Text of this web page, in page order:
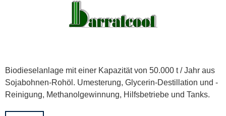
Über
Biodieselanlage mit einer Kapazität von 50.000 t / Jahr aus
Sojabohnen-Rohöl. Umesterung, Glycerin-Destillation und -
Reinigung, Methanolgewinnung, Hilfsbetriebe und Tanks.